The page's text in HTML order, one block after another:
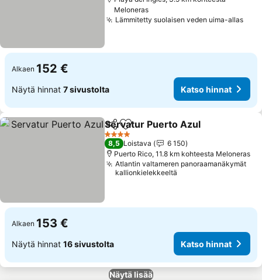
Meloneras
Lämmitetty suolaisen veden uima-allas
Alkaen 152 €
Näytä hinnat 7 sivustolta Katso hinnat
Jaa Lisää suosikkeihin
Servatur Puerto Azul
4 Tähtiluokitus
8,5 Loistava
6 150
Puerto Rico, 11.8 km kohteesta Meloneras
Atlantin valtameren panoraamanäkymät
kallionkielekkeeltä
Alkaen 153 €
Näytä hinnat 16 sivustolta Katso hinnat
Näytä lisää